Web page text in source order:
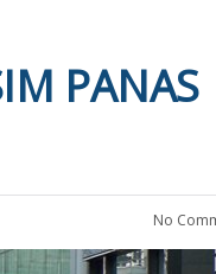
PANAS
No